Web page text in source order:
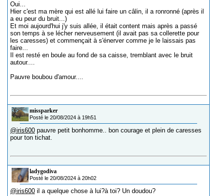
Oui...
Hier c'est ma mère qui est allé lui faire un câlin, il a ronronné (après il
a eu peur du bruit...)
Et moi aujourd'hui j'y suis allée, il était content mais après a passé
son temps à se lécher nerveusement (il avait pas sa collerette pour
les caresses) et commençait à s'énerver comme je le laissais pas
faire...
Il est resté en boule au fond de sa caisse, tremblant avec le bruit
autour....
Pauvre boubou d'amour....
missparker
Posté le 20/08/2024 à 19h51
@iris600 pauvre petit bonhomme.. bon courage et plein de caresses
pour ton tichat.
ladygodiva
Posté le 20/08/2024 à 20h02
@iris600 il a quelque chose à lui?à toi? Un doudou?